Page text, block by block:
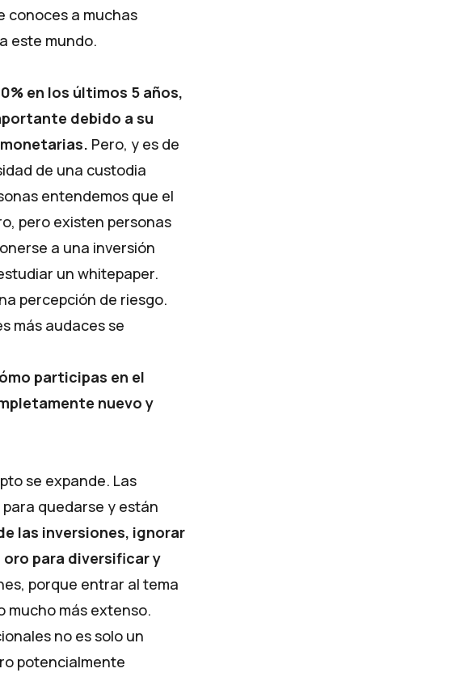
conoces a muchas
este mundo.
en los últimos 5 años,
debido a su
Pero, y es de
de una custodia
entendemos que el
pero existen personas
a una inversión
un whitepaper.
percepción de riesgo.
más audaces se
participas en el
nuevo y
se expande. Las
quedarse y están
las inversiones, ignorar
para diversificar y
porque entrar al tema
mucho más extenso.
no es solo un
potencialmente